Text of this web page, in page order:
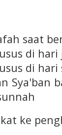
saat
di
di hari
Sya'ban
ke